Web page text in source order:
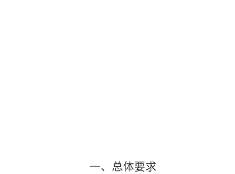
一、总体要求